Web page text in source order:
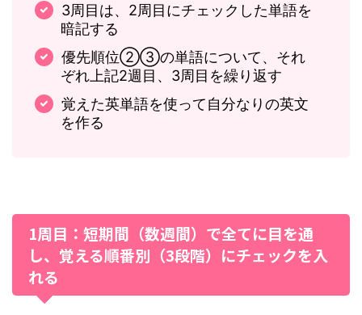
3周目は、2周目にチェックした単語を
暗記する
優先順位②③の単語について、それ
ぞれ上記2週目、3周目を繰り返す
覚えた英単語を使って自分なりの英文
を作る
1周目：短期間（数週間）で全てに目を通
し、覚える順番別（3段階）にチェックを入
れる